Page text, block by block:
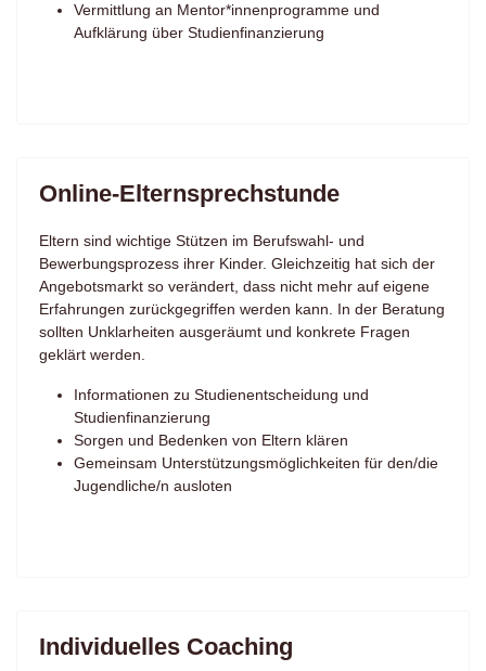
Vermittlung an Mentor*innenprogramme und
Aufklärung über Studienfinanzierung
Online-Elternsprechstunde
Eltern sind wichtige Stützen im Berufswahl- und
Bewerbungsprozess ihrer Kinder. Gleichzeitig hat sich der
Angebotsmarkt so verändert, dass nicht mehr auf eigene
Erfahrungen zurückgegriffen werden kann. In der Beratung
sollten Unklarheiten ausgeräumt und konkrete Fragen
geklärt werden.
Informationen zu Studienentscheidung und
Studienfinanzierung
Sorgen und Bedenken von Eltern klären
Gemeinsam Unterstützungsmöglichkeiten für den/die
Jugendliche/n ausloten
Individuelles Coaching